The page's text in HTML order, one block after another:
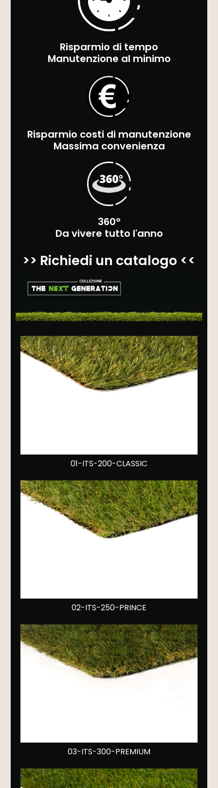
Risparmio di tempo
Manutenzione al minimo
Risparmio costi di manutenzione
Massima convenienza
360°
Da vivere tutto l'anno
>> Richiedi un catalogo <<
01-ITS-200-CLASSIC
02-ITS-250-PRINCE
03-ITS-300-PREMIUM